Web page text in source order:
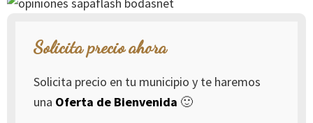
Solicita precio ahora
Solicita precio en tu municipio y te haremos
una Oferta de Bienvenida 🙂